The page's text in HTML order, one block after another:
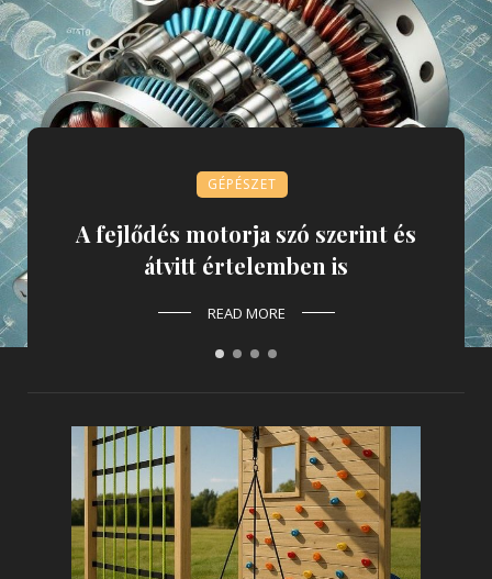
GÉPÉSZET
A fejlődés motorja szó szerint és
átvitt értelemben is
READ MORE